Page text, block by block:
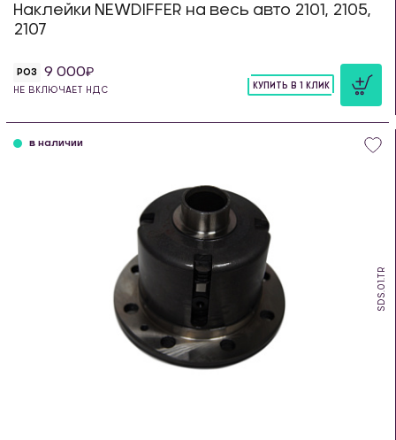
Наклейки NEWDIFFER на весь авто 2101, 2105,
2107
РОЗ 9 000
НЕ ВКЛЮЧАЕТ НДС
КУПИТЬ В 1 КЛИК
SDS.01.TR
в наличии